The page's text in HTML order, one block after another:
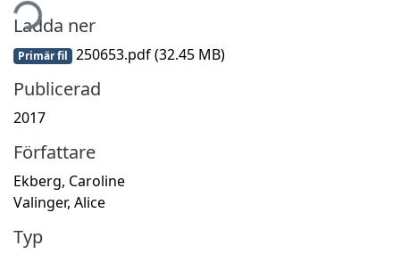
Ladda ner
Primär fil 250653.pdf(32.45 MB)
Publicerad
2017
Författare
Ekberg, Caroline
Valinger, Alice
Typ